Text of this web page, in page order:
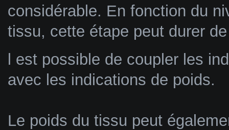
considérable. En fonction du
tissu, cette étape peut durer
l est possible de coupler les
avec les indications de poids.
Le poids du tissu peut